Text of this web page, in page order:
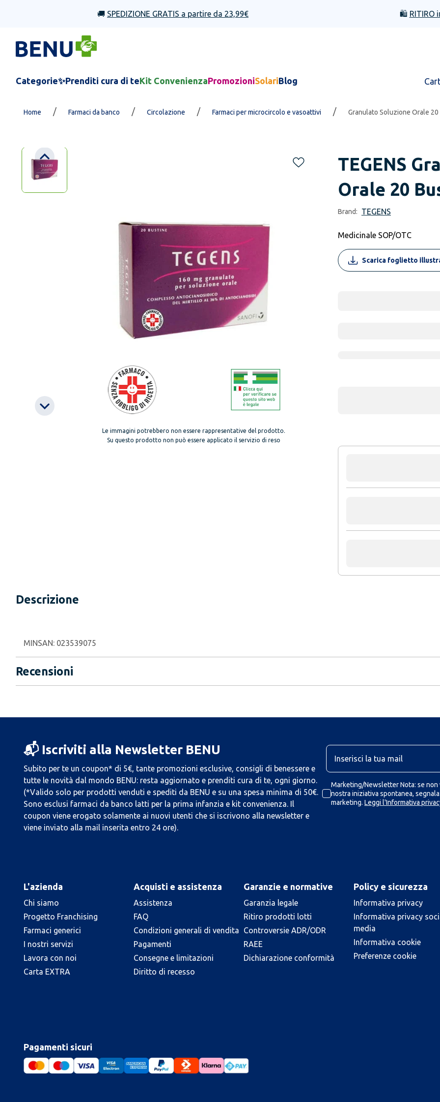
🚚 SPEDIZIONE GRATIS a partire da 23,99€ 🛍️ RITIRO
Categorie✨Prenditi cura di teKit ConvenienzaPromozioniSolariBlog
Home / Farmaci da banco / Circolazione / Farmaci per microcircolo e vasoattivi / Granulato Soluzione Orale
Le immagini potrebbero non essere rappresentative del prodotto.
Su questo prodotto non può essere applicato il servizio di reso
TEGENS
Orale 20
Brand: TEGENS
Medicinale SOP/OTC
Scarica foglietto
Descrizione
MINSAN: 023539075
Recensioni
📬 Iscriviti alla Newsletter BENU
Subito per te un coupon* di 5€, tante promozioni esclusive, consigli di benessere e
tutte le novità dal mondo BENU: resta aggiornato e prenditi cura di te, ogni giorno.
(*Valido solo per prodotti venduti e spediti da BENU e su una spesa minima di 50€.
Sono esclusi farmaci da banco latti per la prima infanzia e kit convenienza. Il
coupon viene erogato solamente ai nuovi utenti che si iscrivono alla newsletter e
viene inviato alla mail inserita entro 24 ore).
Marketing/Newsletter Nota: se non
nostra iniziativa spontanea,
marketing. Leggi l'Informativa
L'azienda
Chi siamo
Progetto Franchising
Farmaci generici
I nostri servizi
Lavora con noi
Carta EXTRA
Acquisti e assistenza
Assistenza
FAQ
Condizioni generali di vendita
Pagamenti
Consegne e limitazioni
Diritto di recesso
Garanzie e normative
Garanzia legale
Ritiro prodotti lotti
Controversie ADR/ODR
RAEE
Dichiarazione conformità
Policy e sicurezza
Informativa privacy
Informativa privacy
media
Informativa cookie
Preferenze cookie
Pagamenti sicuri